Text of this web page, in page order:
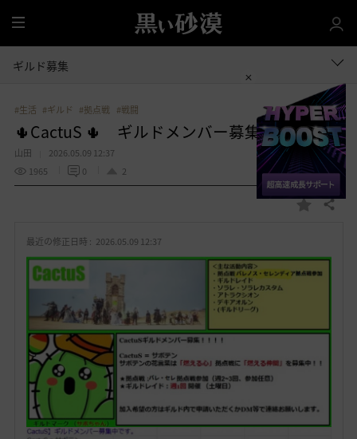
全
体
ギルド募集
#生活 #ギルド #拠点戦 #戦闘
🌵CactuS 🌵 ギルドメンバー募集
山田
2026.05.09 12:37
1965
0 2
お
入
共有する
最近の修正日時 : 2026.05.09 12:37